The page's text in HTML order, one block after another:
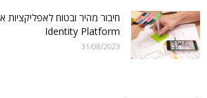
Identity Platform
31/08/2023